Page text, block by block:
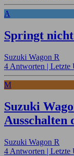
A
Springt
Suzuki Wagon R
4 Antworten | Letzte
M
Suzuki
Ausschalten
Suzuki Wagon R
4 Antworten | Letzte